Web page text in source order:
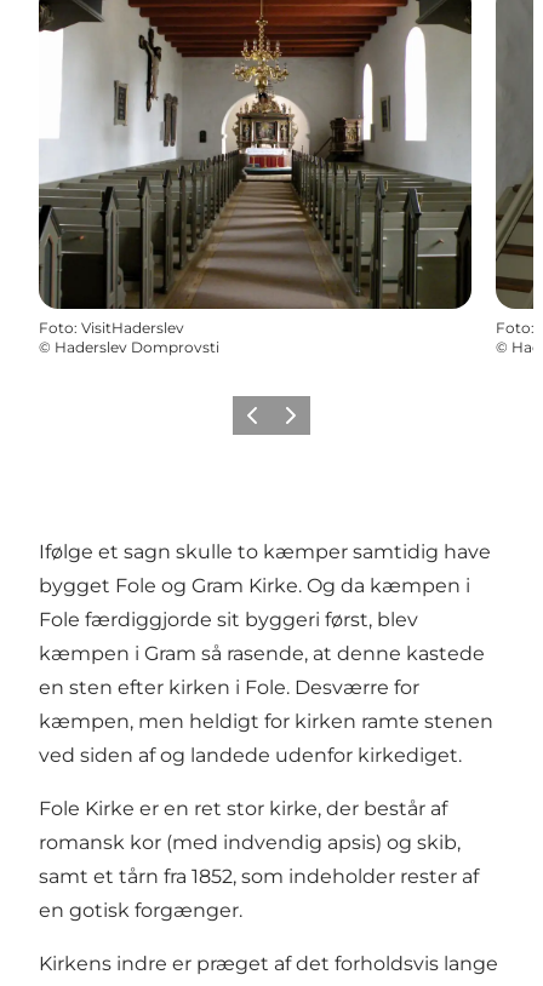
Foto: VisitHaderslev
© Haderslev Domprovsti
Foto:
©
ForrigeNæste
Ifølge et sagn skulle to kæmper samtidig have
bygget Fole og Gram Kirke. Og da kæmpen i
Fole færdiggjorde sit byggeri først, blev
kæmpen i Gram så rasende, at denne kastede
en sten efter kirken i Fole. Desværre for
kæmpen, men heldigt for kirken ramte stenen
ved siden af og landede udenfor kirkediget.
Fole Kirke er en ret stor kirke, der består af
romansk kor (med indvendig apsis) og skib,
samt et tårn fra 1852, som indeholder rester af
en gotisk forgænger.
Kirkens indre er præget af det forholdsvis lange